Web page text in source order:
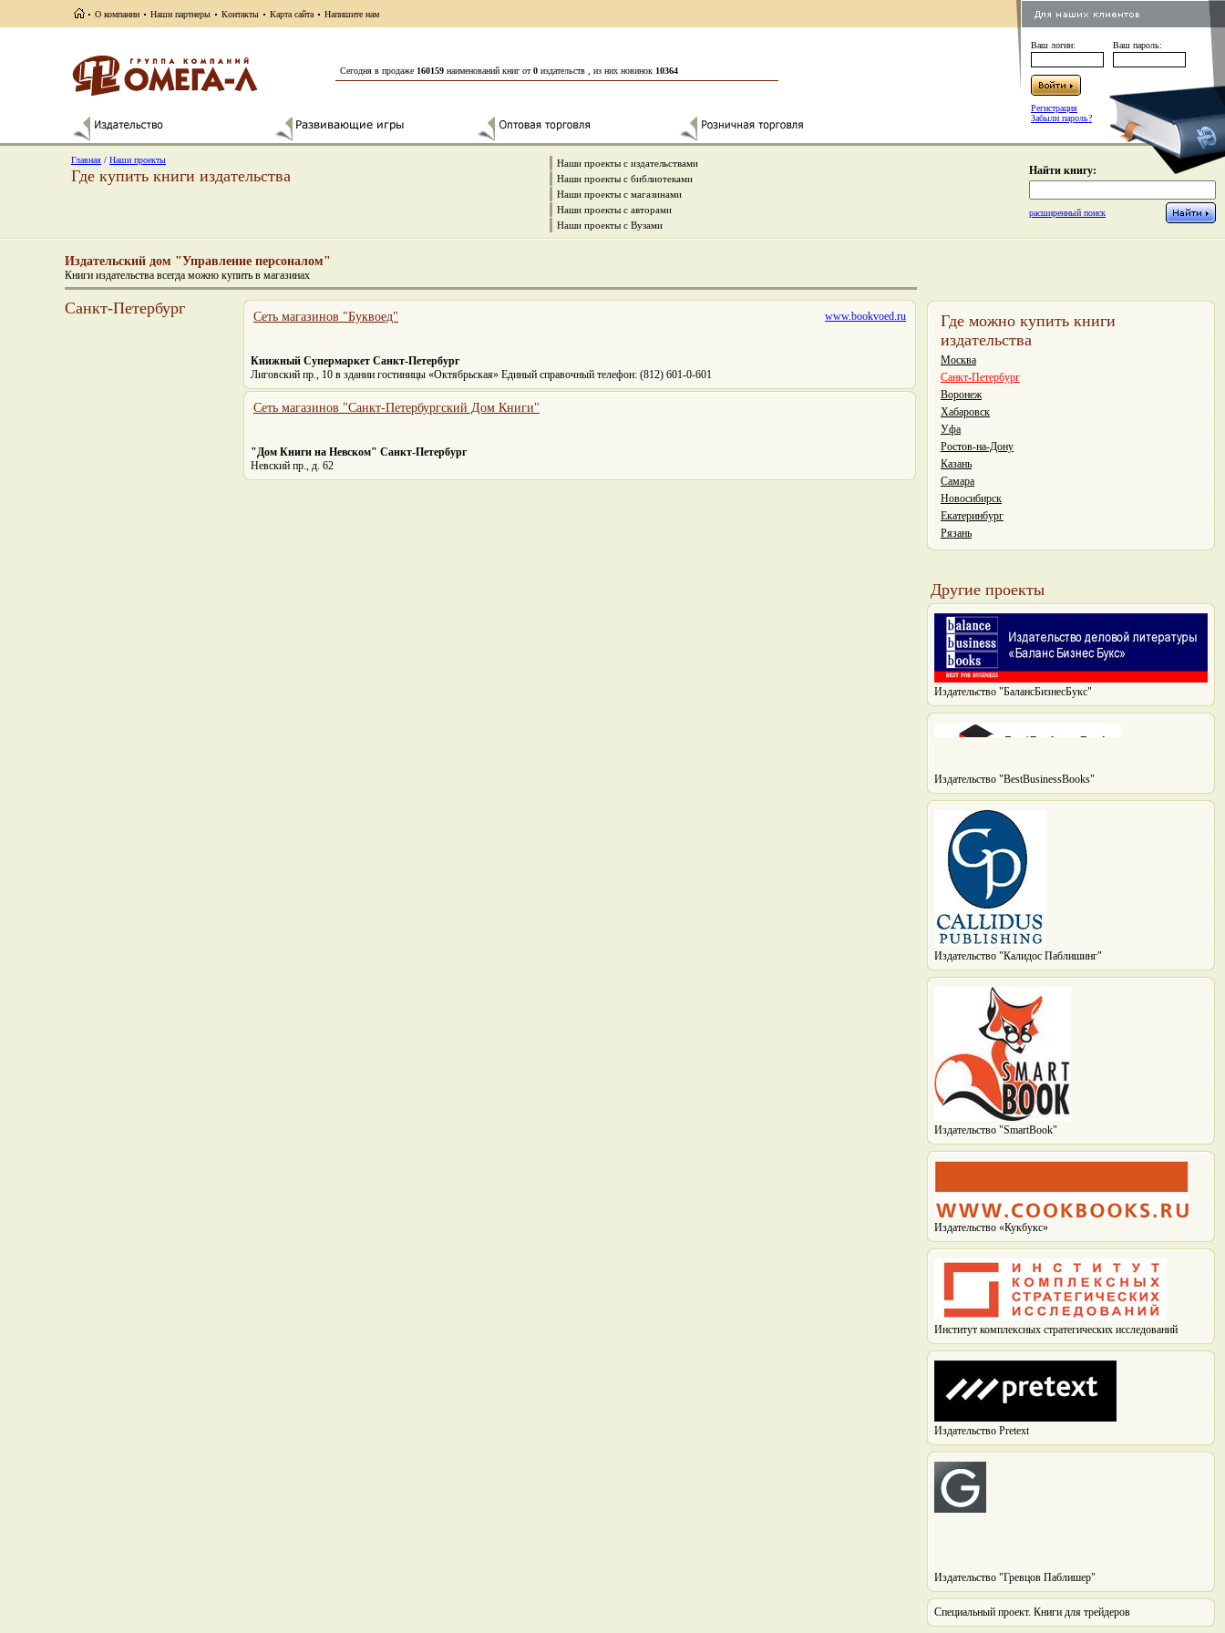
О компании Наши партнеры Контакты Карта сайта Напишите нам
Сегодня в продаже 160159 наименований книг от0 издательств , из них новинок 10364
Ваш логин: Ваш пароль:
Регистрация
Забыли пароль?
Главная / Наши проекты
Где купить книги издательства
Наши проекты с издательствами
Наши проекты с библиотеками
Наши проекты с магазинами
Наши проекты с авторами
Наши проекты с Вузами
Найти книгу:
расширенный поиск
Издательский дом "Управление персоналом"
Книги издательства всегда можно купить в магазинах
Санкт-Петербург Сеть магазинов "Буквоед" www.bookvoed.ru
Книжный Супермаркет Санкт-Петербург
Лиговский пр., 10 в здании гостиницы «Октябрьская» Единый справочный телефон: (812) 601-0-601
Cеть магазинов "Санкт-Петербургский Дом Книги"
"Дом Книги на Невском" Санкт-Петербург
Невский пр., д. 62
Где можно купить книги
издательства
Москва
Санкт-Петербург
Воронеж
Хабаровск
Уфа
Ростов-на-Дону
Казань
Самара
Новосибирск
Екатеринбург
Рязань
Другие проекты
Издательство "БалансБизнесБукс"
Издательство "BestBusinessBooks"
Издательство "Калидос Паблишинг"
Издательство "SmartBook"
Издательство «Кукбукс»
Институт комплексных стратегических исследований
Издательство Pretext
Издательство "Гревцов Паблишер"
Специальный проект. Книги для трейдеров